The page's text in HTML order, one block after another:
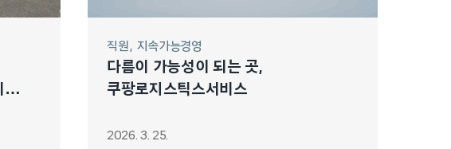
직원 지속가능경영
다름이 가능성이 되는 곳,
쿠팡로지스틱스서비스
2026. 3. 25.